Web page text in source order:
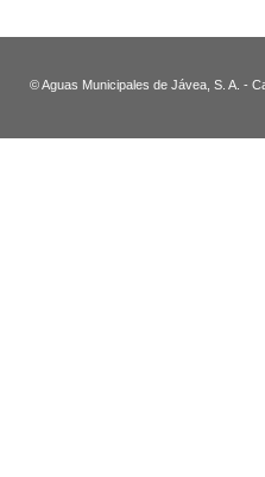
© Aguas Municipales de Jávea, S. A. -